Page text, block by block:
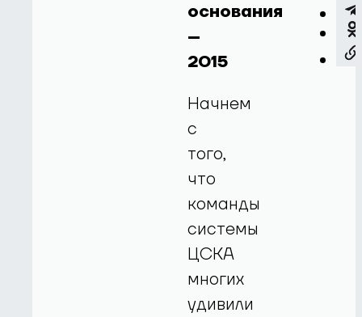
основания
–
2015
Начнем
с
того,
что
команды
системы
ЦСКА
многих
удивили